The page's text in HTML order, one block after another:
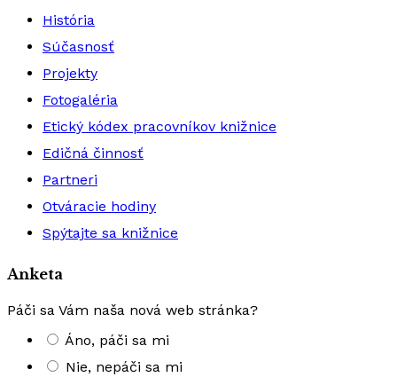
História
Súčasnosť
Projekty
Fotogaléria
Etický kódex pracovníkov knižnice
Edičná činnosť
Partneri
Otváracie hodiny
Spýtajte sa knižnice
Anketa
Páči sa Vám naša nová web stránka?
Áno, páči sa mi
Nie, nepáči sa mi